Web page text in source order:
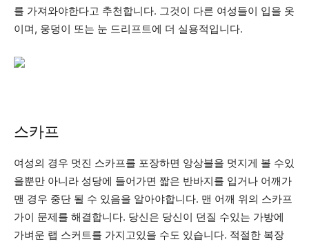
를 가져와야한다고 추천합니다. 그것이 다른 여성들이 입을 옷
이며, 웅덩이 또는 눈 드리프트에 더 실용적입니다.
스카프
여성의 경우 멋진 스카프를 포장하면 앙상블을 멋지게 볼 수있
을뿐만 아니라 성당에 들어가면 짧은 반바지를 입거나 어깨가
맨 경우 중단 될 수 있음을 알아야합니다. 맨 어깨 위의 스카프
가이 문제를 해결합니다. 당신은 당신이 던질 수있는 가방에
가벼운 랩 스커트를 가지고있을 수도 있습니다. 적절한 복장